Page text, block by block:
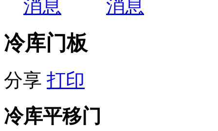
冷库门板
分享 打印
冷库平移门